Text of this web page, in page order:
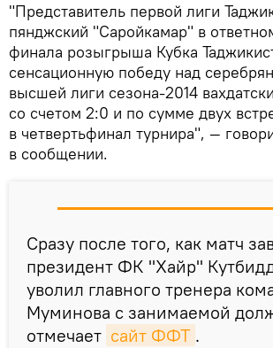
"Представитель первой лиги
пянджский "Саройкамар" в
финала розыгрыша Кубка
сенсационную победу над
высшей лиги сезона-2014
со счетом 2:0 и по сумме двух
в четвертьфинал турнира", —
в сообщении.
Сразу после того, как матч
президент ФК "Хайр"
уволил главного тренера
Муминова с занимаемой
отмечает сайт ФФТ .